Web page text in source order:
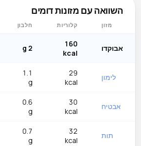
השוואה עם מזונות דומים
מזון קלוריות חלבון
אבוקדו
160
kcal
2 g
לימון
29
kcal
1.1
g
אבטיח
30
kcal
0.6
g
תות
32
kcal
0.7
g